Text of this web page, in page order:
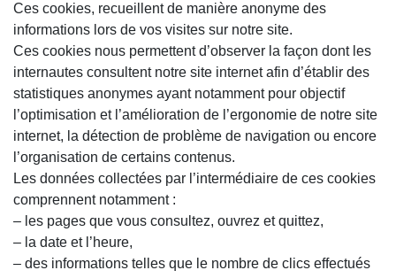
Ces cookies, recueillent de manière anonyme des
informations lors de vos visites sur notre site.
Ces cookies nous permettent d’observer la façon dont les
internautes consultent notre site internet afin d’établir des
statistiques anonymes ayant notamment pour objectif
l’optimisation et l’amélioration de l’ergonomie de notre site
internet, la détection de problème de navigation ou encore
l’organisation de certains contenus.
Les données collectées par l’intermédiaire de ces cookies
comprennent notamment :
– les pages que vous consultez, ouvrez et quittez,
– la date et l’heure,
– des informations telles que le nombre de clics effectués